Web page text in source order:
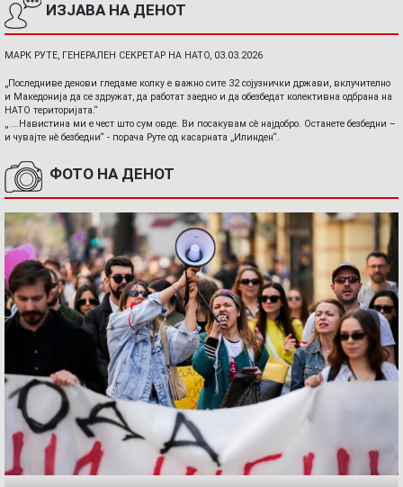
ИЗЈАВА НА ДЕНОТ
МАРК РУТЕ, ГЕНЕРАЛЕН СЕКРЕТАР НА НАТО, 03.03.2026
„Последниве денови гледаме колку е важно сите 32 сојузнички држави, вклучително
и Македонија да се здружат, да работат заедно и да обезбедат колективна одбрана на
НАТО територијата.“
„ ...Навистина ми е чест што сум овде. Ви посакувам сè најдобро. Останете безбедни –
и чувајте нè безбедни“ - порача Руте од касарната „Илинден“.
ФОТО НА ДЕНОТ